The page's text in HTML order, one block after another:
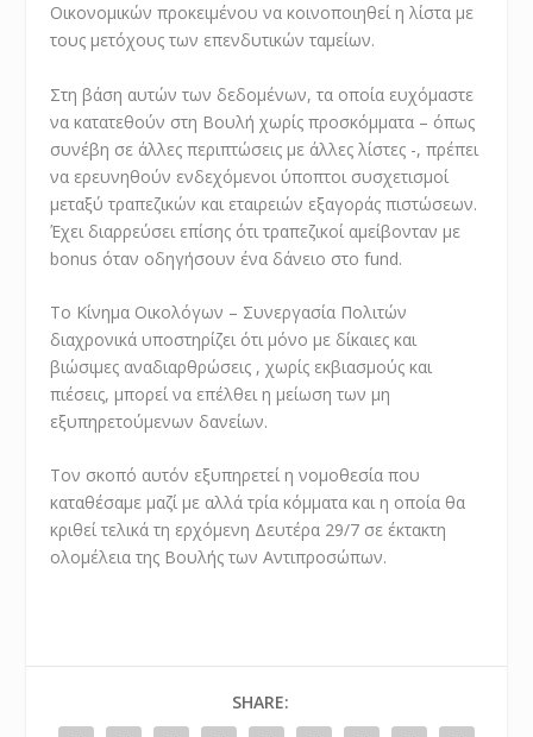
Οικονομικών προκειμένου να κοινοποιηθεί η λίστα με
τους μετόχους των επενδυτικών ταμείων.
Στη βάση αυτών των δεδομένων, τα οποία ευχόμαστε
να κατατεθούν στη Βουλή χωρίς προσκόμματα – όπως
συνέβη σε άλλες περιπτώσεις με άλλες λίστες -, πρέπει
να ερευνηθούν ενδεχόμενοι ύποπτοι συσχετισμοί
μεταξύ τραπεζικών και εταιρειών εξαγοράς πιστώσεων.
Έχει διαρρεύσει επίσης ότι τραπεζικοί αμείβονταν με
bonus όταν οδηγήσουν ένα δάνειο στο fund.
Το Κίνημα Οικολόγων – Συνεργασία Πολιτών
διαχρονικά υποστηρίζει ότι μόνο με δίκαιες και
βιώσιμες αναδιαρθρώσεις , χωρίς εκβιασμούς και
πιέσεις, μπορεί να επέλθει η μείωση των μη
εξυπηρετούμενων δανείων.
Τον σκοπό αυτόν εξυπηρετεί η νομοθεσία που
καταθέσαμε μαζί με αλλά τρία κόμματα και η οποία θα
κριθεί τελικά τη ερχόμενη Δευτέρα 29/7 σε έκτακτη
ολομέλεια της Βουλής των Αντιπροσώπων.
SHARE: